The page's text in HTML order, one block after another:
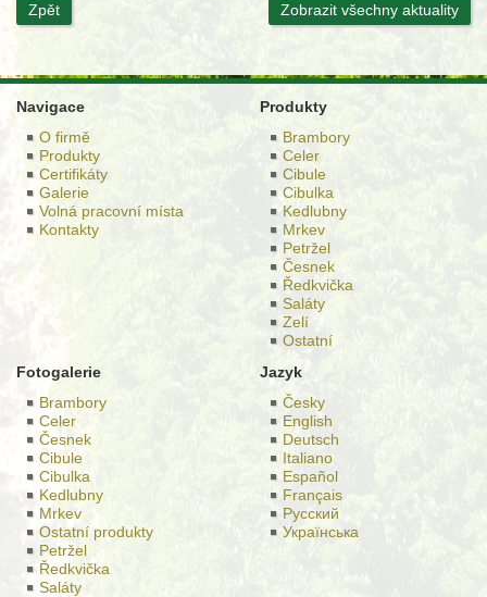
Zpět Zobrazit všechny aktuality
Navigace
O firmě
Produkty
Certifikáty
Galerie
Volná pracovní místa
Kontakty
Produkty
Brambory
Celer
Cibule
Cibulka
Kedlubny
Mrkev
Petržel
Česnek
Ředkvička
Saláty
Zelí
Ostatní
Fotogalerie
Brambory
Celer
Česnek
Cibule
Cibulka
Kedlubny
Mrkev
Ostatní produkty
Petržel
Ředkvička
Saláty
Jazyk
Česky
English
Deutsch
Italiano
Español
Français
Русский
Українська